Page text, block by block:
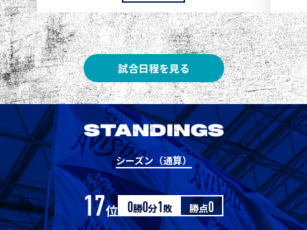
試合日程を見る
STANDINGS
シーズン（通算）
17位 0勝0分1敗 勝点0
5
8 清水 3 1 0 0 1
8 神戸 3 1 0 1
10 東京Ｖ 1 0 1 0 0
10 川崎Ｆ 1 0 1 0
12 浦和 0 0 0 1 -1
横浜FM 0 0 1 -1
14 水戸 0 0 1 -1